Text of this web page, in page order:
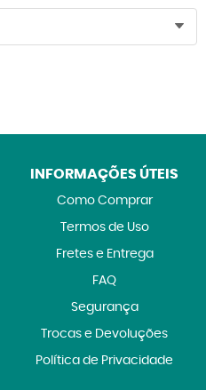
INFORMAÇÕES ÚTEIS
Como Comprar
Termos de Uso
Fretes e Entrega
FAQ
Segurança
Trocas e Devoluções
Política de Privacidade